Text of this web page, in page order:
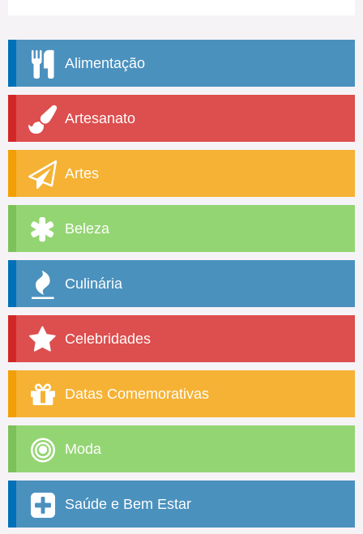
Alimentação
Artesanato
Artes
Beleza
Culinária
Celebridades
Datas Comemorativas
Moda
Saúde e Bem Estar